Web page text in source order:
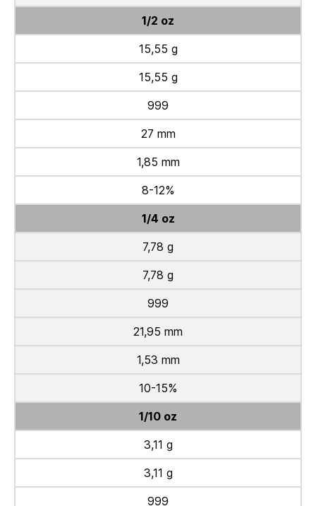
1/2 oz
15,55 g
15,55 g
999
27 mm
1,85 mm
8-12%
1/4 oz
7,78 g
7,78 g
999
21,95 mm
1,53 mm
10-15%
1/10 oz
3,11 g
3,11 g
999